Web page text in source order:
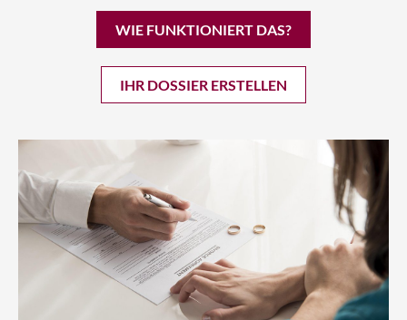
WIE FUNKTIONIERT DAS?
IHR DOSSIER ERSTELLEN